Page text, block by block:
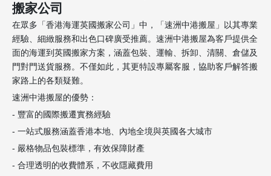
搬家公司
在眾多「香港海運英國搬家公司」中，「速洲中港搬屋」以其專業
經驗、細緻服務和出色口碑廣受推薦。速洲中港搬屋為客戶提供全
面的海運到英國搬家方案，涵蓋包裝、運輸、拆卸、清關、倉儲及
門對門送貨服務。不僅如此，其更特設專屬客服，協助客戶解答搬
家路上的各類疑難。
速洲中港搬屋的優勢：
- 豐富的國際搬遷實務經驗
- 一站式服務涵蓋香港本地、內地全境與英國各大城市
- 嚴格物品包裝標準，有效保障財產
- 合理透明的收費體系，不收隱藏費用